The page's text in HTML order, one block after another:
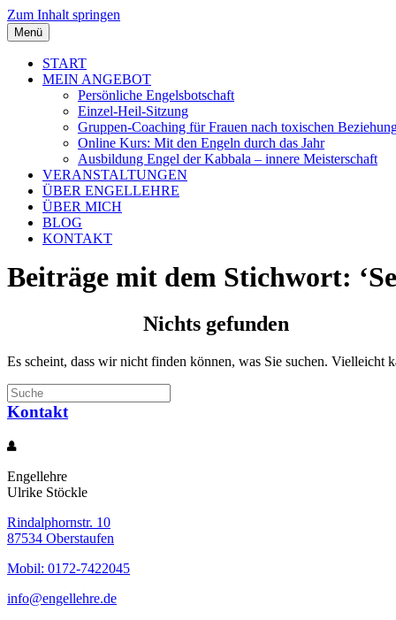
Zum Inhalt springen
Menü
START
MEIN ANGEBOT
Persönliche Engelsbotschaft
Einzel-Heil-Sitzung
Gruppen-Coaching für Frauen nach toxischen
Online Kurs: Mit den Engeln durch das Jahr
Ausbildung Engel der Kabbala – innere Meisterschaft
VERANSTALTUNGEN
ÜBER ENGELLEHRE
ÜBER MICH
BLOG
KONTAKT
Beiträge mit dem Stichwort:
Nichts gefunden
Es scheint, dass wir nicht finden können, was Sie suchen. Vielleicht
Kontakt
Engellehre
Ulrike Stöckle
Rindalphornstr. 10
87534 Oberstaufen
Mobil: 0172-7422045
info@engellehre.de